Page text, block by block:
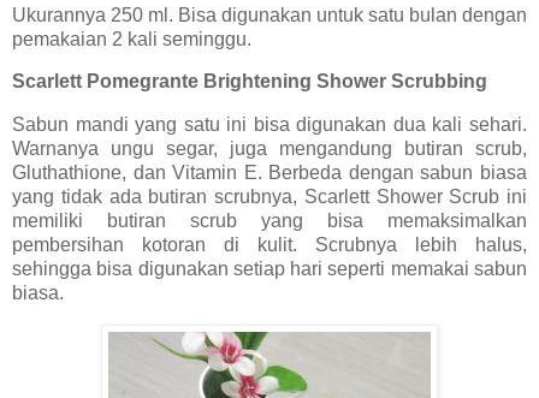
Ukurannya 250 ml. Bisa digunakan untuk satu bulan dengan
pemakaian 2 kali seminggu.
Scarlett Pomegrante Brightening Shower Scrubbing
Sabun mandi yang satu ini bisa digunakan dua kali sehari.
Warnanya ungu segar, juga mengandung butiran scrub,
Gluthathione, dan Vitamin E. Berbeda dengan sabun biasa
yang tidak ada butiran scrubnya, Scarlett Shower Scrub ini
memiliki butiran scrub yang bisa memaksimalkan
pembersihan kotoran di kulit. Scrubnya lebih halus,
sehingga bisa digunakan setiap hari seperti memakai sabun
biasa.